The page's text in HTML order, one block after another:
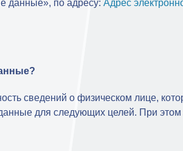
данные», по адресу: Адрес
сведений о физическом лице,
для следующих целей. При этом